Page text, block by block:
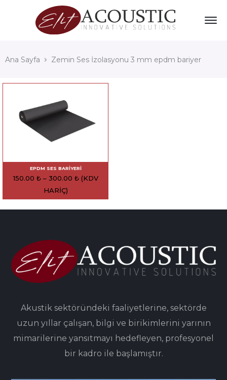
Ana Sayfa Zemin Ses İzolasyonu 3 mm epdm bariyer
EPDM SES BARIYERI
150.00 ₺– 300.00 ₺ (KDV
HARIÇ)
Akustik sektöründeki faaliyetlerine, sektörde
uzun yıllar çalışan, bilgi ve birikimlerini yarının
mimarilerine yansıtmayı hedefleyen, profesyonel
bir kadro ile başlamıştır.